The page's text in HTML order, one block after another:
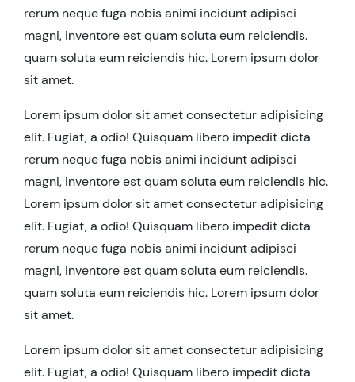
rerum neque fuga nobis animi incidunt adipisci
magni, inventore est quam soluta eum reiciendis.
quam soluta eum reiciendis hic. Lorem ipsum dolor
sit amet.
Lorem ipsum dolor sit amet consectetur adipisicing
elit. Fugiat, a odio! Quisquam libero impedit dicta
rerum neque fuga nobis animi incidunt adipisci
magni, inventore est quam soluta eum reiciendis hic.
Lorem ipsum dolor sit amet consectetur adipisicing
elit. Fugiat, a odio! Quisquam libero impedit dicta
rerum neque fuga nobis animi incidunt adipisci
magni, inventore est quam soluta eum reiciendis.
quam soluta eum reiciendis hic. Lorem ipsum dolor
sit amet.
Lorem ipsum dolor sit amet consectetur adipisicing
elit. Fugiat, a odio! Quisquam libero impedit dicta